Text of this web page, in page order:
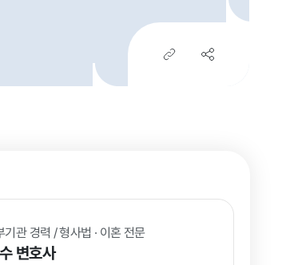
기관 경력 / 형사법 · 이혼 전문
변호사